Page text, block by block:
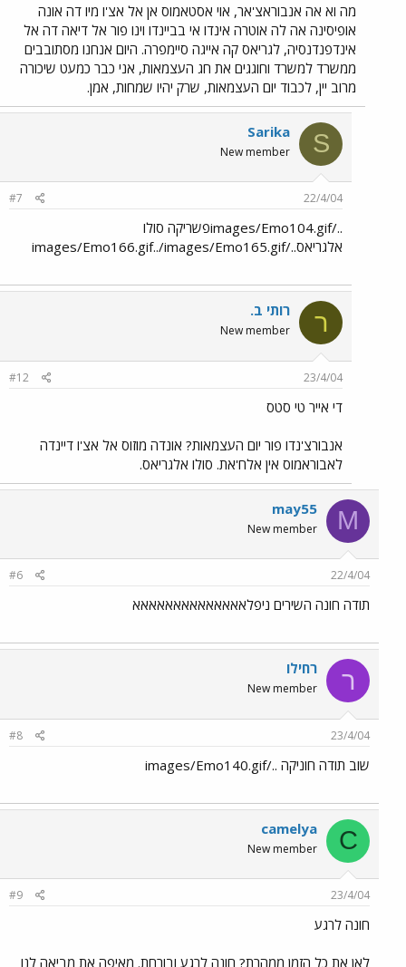
מה וא אה אנבוראצ'אר, אוי אסטאמוס אן אל אצ'ו מיו דה אונה
אופיסינה אה לה אוטרה אינדו אי בביינדו וינו פור אל דיאה דה אל
אינדפנדנסיה, לגריאס קה אייגה סיימפרה. היום אנחנו מסתובבים
ממשרד למשרד וחוגגים את חג העצמאות, אני כבר כמעט שיכורה
מרוב יין, לכבוד יום העצמאות, שרק יהיו שמחות, אמן.
S
Sarika
New member
22/4/04
#7
../images/Emo104.gifפשריקה סולו
אלגריאס../images/Emo166.gif../images/Emo165.gif
ר רותי ב.
New member
23/4/04
#12
די אייר טי סטס
אנבורצ'נדו פור יום העצמאות? אונדה מוזוס אל אצ'ו דיינדה
לאבוראמוס אין אלח'את. סולו אלגריאס.
M
may55
New member
22/4/04
#6
תודה חונה השירים ניפלאאאאאאאאאאאאאא
ר רחילו
New member
23/4/04
#8
שוב תודה חוניקה ../images/Emo140.gif
C
camelya
New member
23/4/04
#9
חונה לרגע
לאן את כל הזמן ממהרת? חונה לרגע ובורחת. מאיפה את מביאה לנו